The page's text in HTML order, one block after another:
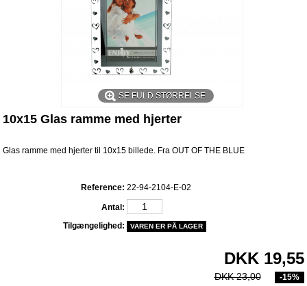
SE FULD STØRRELSE
10x15 Glas ramme med hjerter
Glas ramme med hjerter til 10x15 billede. Fra OUT OF THE BLUE
Reference: 22-94-2104-E-02
Antal:
Tilgængelighed:
VAREN ER PÅ LAGER
DKK 19,55
-15%
DKK 23,00